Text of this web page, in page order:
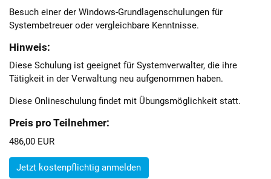
Besuch einer der Windows-Grundlagenschulungen für
Systembetreuer oder vergleichbare Kenntnisse.
Hinweis:
Diese Schulung ist geeignet für Systemverwalter, die ihre
Tätigkeit in der Verwaltung neu aufgenommen haben.
Diese Onlineschulung findet mit Übungsmöglichkeit statt.
Preis pro Teilnehmer:
486,00 EUR
Jetzt kostenpflichtig anmelden